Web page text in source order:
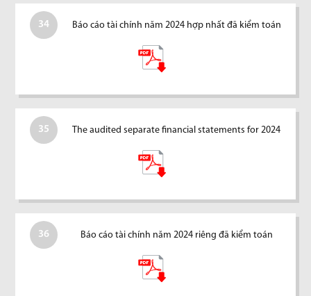
34 Báo cáo tài chính năm 2024 hợp nhất đã kiểm toán
35 The audited separate financial statements for 2024
36 Báo cáo tài chính năm 2024 riêng đã kiểm toán